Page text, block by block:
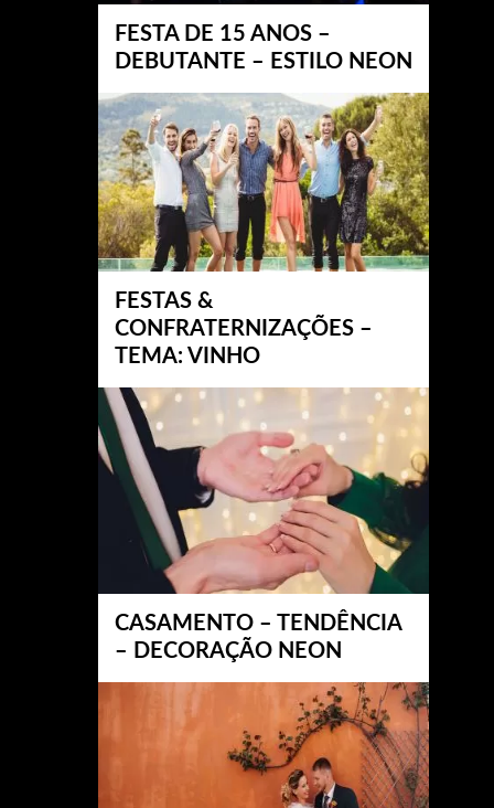
FESTA DE 15 ANOS –
DEBUTANTE – ESTILO NEON
FESTAS &
CONFRATERNIZAÇÕES –
TEMA: VINHO
CASAMENTO – TENDÊNCIA
– DECORAÇÃO NEON